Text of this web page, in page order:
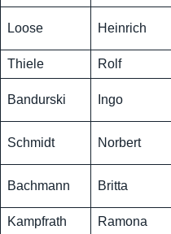
Loose Heinrich
Thiele Rolf
Bandurski Ingo
Schmidt Norbert
Bachmann Britta
Kampfrath Ramona